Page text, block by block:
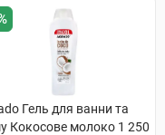
Гель для ванни та
Кокосове молоко 1 250